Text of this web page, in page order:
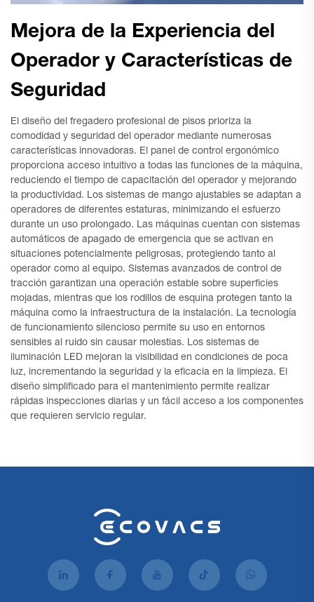
Mejora de la Experiencia del
Operador y Características de
Seguridad
El diseño del fregadero profesional de pisos prioriza la
comodidad y seguridad del operador mediante numerosas
características innovadoras. El panel de control ergonómico
proporciona acceso intuitivo a todas las funciones de la máquina,
reduciendo el tiempo de capacitación del operador y mejorando
la productividad. Los sistemas de mango ajustables se adaptan a
operadores de diferentes estaturas, minimizando el esfuerzo
durante un uso prolongado. Las máquinas cuentan con sistemas
automáticos de apagado de emergencia que se activan en
situaciones potencialmente peligrosas, protegiendo tanto al
operador como al equipo. Sistemas avanzados de control de
tracción garantizan una operación estable sobre superficies
mojadas, mientras que los rodillos de esquina protegen tanto la
máquina como la infraestructura de la instalación. La tecnología
de funcionamiento silencioso permite su uso en entornos
sensibles al ruido sin causar molestias. Los sistemas de
iluminación LED mejoran la visibilidad en condiciones de poca
luz, incrementando la seguridad y la eficacia en la limpieza. El
diseño simplificado para el mantenimiento permite realizar
rápidas inspecciones diarias y un fácil acceso a los componentes
que requieren servicio regular.